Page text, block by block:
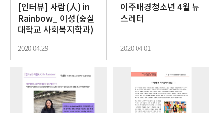
[인터뷰] 사람(人) in
Rainbow_ 이성(숭실
대학교 사회복지학과)
2020.04.29
이주배경청소년 4월 뉴
스레터
2020.04.01